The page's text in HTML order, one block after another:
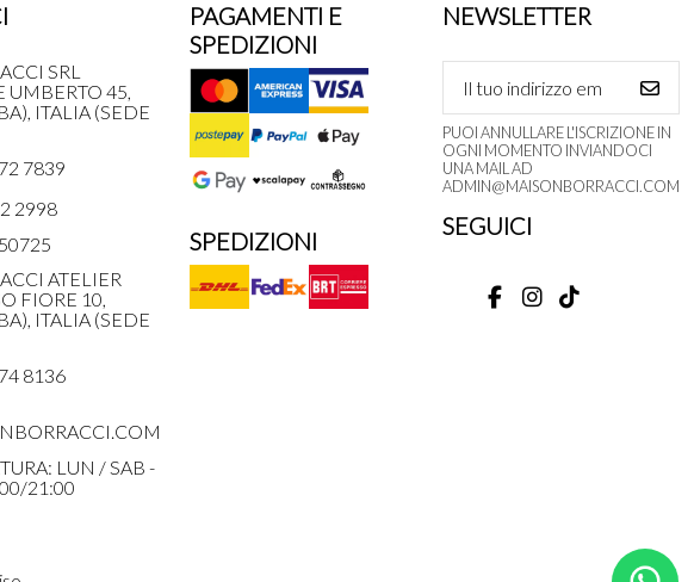
SRL
UMBERTO 45,
ITALIA (SEDE
7839
2998
ATELIER
FIORE 10,
ITALIA (SEDE
8136
LUN / SAB -
21:00
PAGAMENTI E
SPEDIZIONI
SPEDIZIONI
NEWSLETTER
PUOI ANNULLARE L'ISCRIZIONE IN
OGNI MOMENTO INVIANDOCI
UNA MAIL AD
ADMIN@MAISONBORRACCI.COM
SEGUICI